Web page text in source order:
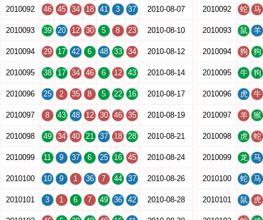
2010092 46 45 34 18 41 3 37 2010-08-07
2010093 39 20 12 30 5 8 23 2010-08-10
2010094 29 17 42 6 48 33 34 2010-08-12
2010095 38 17 34 46 6 12 43 2010-08-14
2010096 25 2 35 8 5 22 16 2010-08-17
2010097 8 43 48 12 30 46 35 2010-08-19
2010098 49 34 40 21 37 18 28 2010-08-21
2010099 11 9 37 6 25 16 45 2010-08-24
2010100 10 9 1 36 7 44 37 2010-08-26
2010101 3 1 6 7 49 36 42 2010-08-28
2010092 蛇 马
2010093 鼠 羊
2010094 狗 狗
2010095 牛 狗
2010096 虎 牛
2010097 羊 猴
2010098 虎 蛇
2010099 龙 马
2010100 蛇 马
2010101 鼠 虎